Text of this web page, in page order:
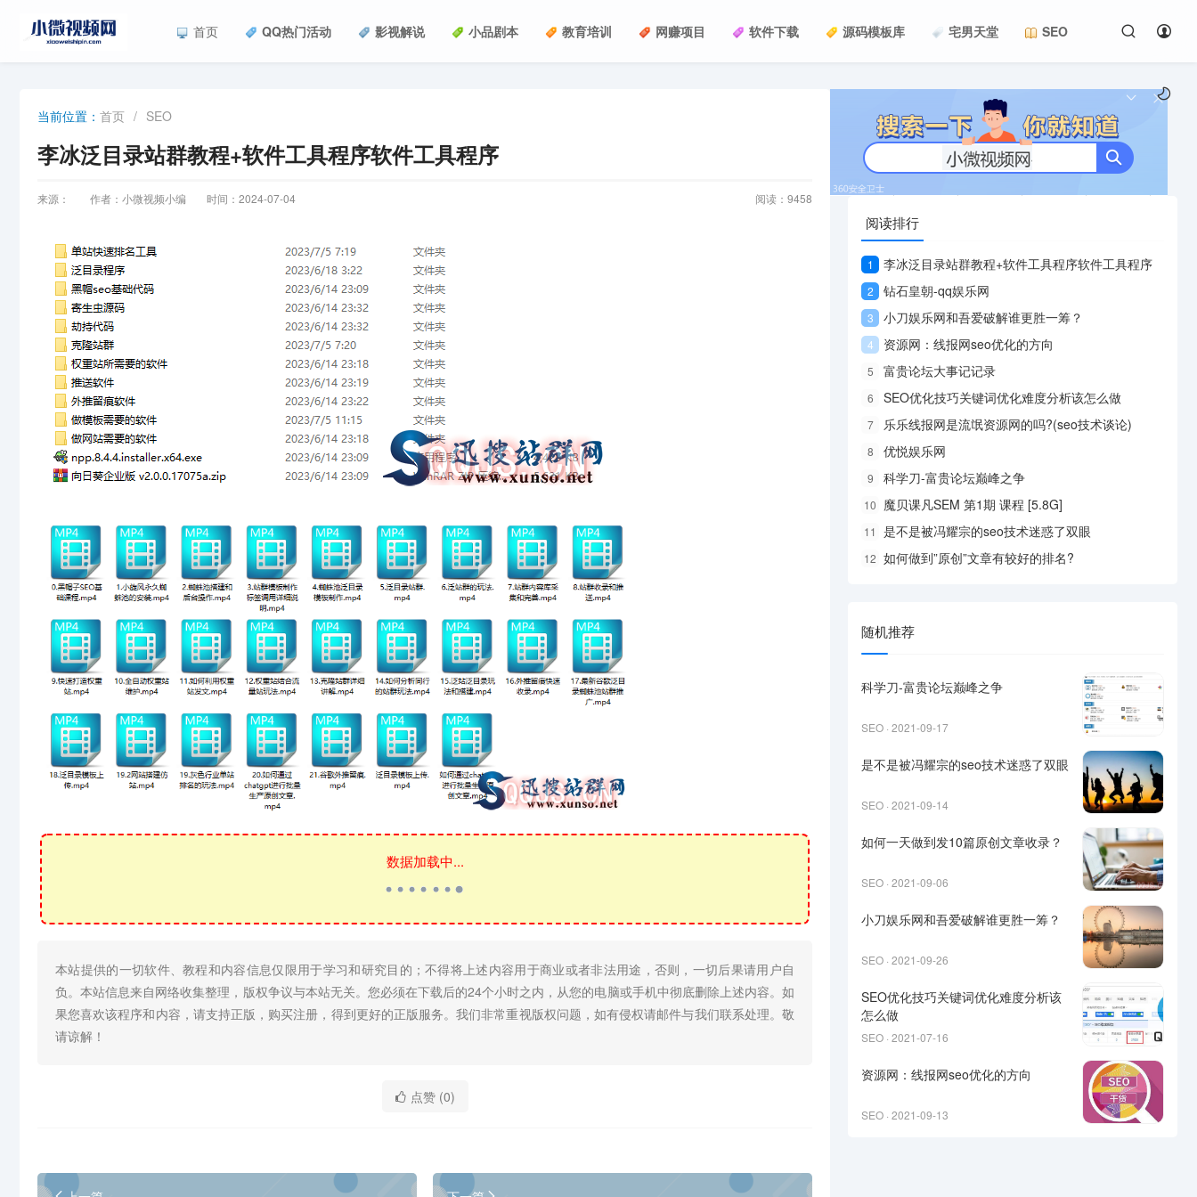
首页 QQ热门活动 影视解说 小品剧本 教育培训 网赚项目 软件下载 源码模板库 宅男天堂 SEO
当前位置： 首页 / SEO
李冰泛目录站群教程+软件工具程序软件工具程序
来源： 作者：小微视频小编 时间：2024-07-04 阅读： 9458
数据加载中...
本站提供的一切软件、教程和内容信息仅限用于学习和研究目的；不得将上述内容用于商业或者非法用途，否则，一切后果请用户自
负。本站信息来自网络收集整理，版权争议与本站无关。您必须在下载后的24个小时之内，从您的电脑或手机中彻底删除上述内容。如
果您喜欢该程序和内容，请支持正版，购买注册，得到更好的正版服务。我们非常重视版权问题，如有侵权请邮件与我们联系处理。敬
请谅解！
点赞 (0)
阅读排行
1 李冰泛目录站群教程+软件工具程序软件工具程序
2 钻石皇朝-qq娱乐网
3 小刀娱乐网和吾爱破解谁更胜一筹？
4 资源网：线报网seo优化的方向
5 富贵论坛大事记记录
6 SEO优化技巧关键词优化难度分析该怎么做
7 乐乐线报网是流氓资源网的吗?(seo技术谈论)
8 优悦娱乐网
9 科学刀-富贵论坛巅峰之争
10 魔贝课凡SEM 第1期 课程 [5.8G]
11 是不是被冯耀宗的seo技术迷惑了双眼
12 如何做到”原创”文章有较好的排名?
随机推荐
科学刀-富贵论坛巅峰之争
SEO · 2021-09-17
是不是被冯耀宗的seo技术迷惑了双眼
SEO · 2021-09-14
如何一天做到发10篇原创文章收录？
SEO · 2021-09-06
小刀娱乐网和吾爱破解谁更胜一筹？
SEO · 2021-09-26
SEO优化技巧关键词优化难度分析该
怎么做
SEO · 2021-07-16
资源网：线报网seo优化的方向
SEO · 2021-09-13